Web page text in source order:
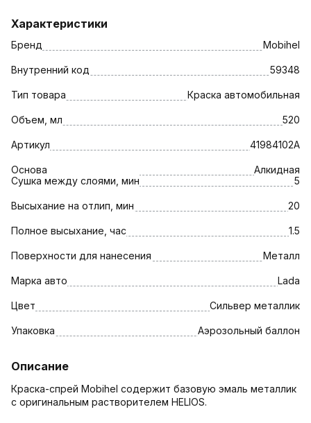
Характеристики
Бренд Mobihel
Внутренний код 59348
Тип товара Краска автомобильная
Объем, мл 520
Артикул 41984102А
Основа
Алкидная
Сушка между слоями, мин
5
Высыхание на отлип, мин 20
Полное высыхание, час 1.5
Поверхности для нанесения Металл
Марка авто Lada
Цвет Сильвер металлик
Упаковка Аэрозольный баллон
Описание
Краска-спрей Mobihel содержит базовую эмаль металлик
с оригинальным растворителем HELIOS.